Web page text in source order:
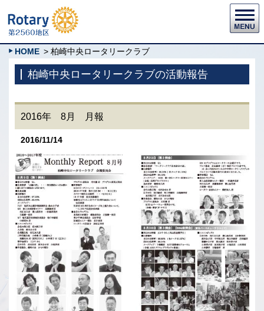
HOME > 柏崎中央ロータリークラブ
柏崎中央ロータリークラブの活動報告
2016年 8月 月報
2016/11/14